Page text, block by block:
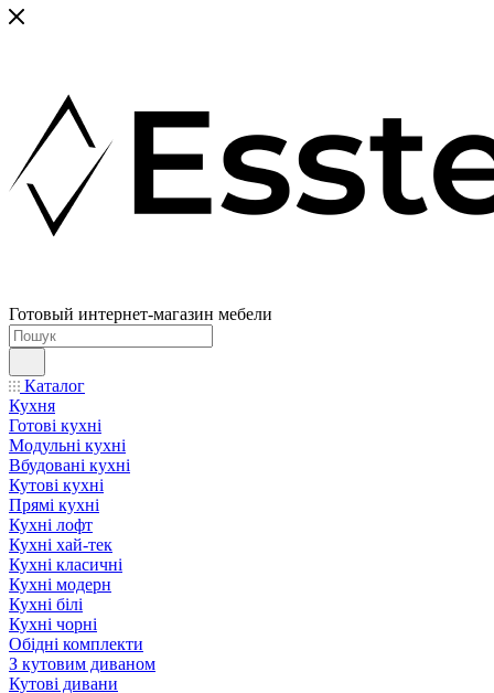
Готовый интернет-магазин мебели
Каталог
Кухня
Готові кухні
Модульні кухні
Вбудовані кухні
Кутові кухні
Прямі кухні
Кухні лофт
Кухні хай-тек
Кухні класичні
Кухні модерн
Кухні білі
Кухні чорні
Обідні комплекти
З кутовим диваном
Кутові дивани